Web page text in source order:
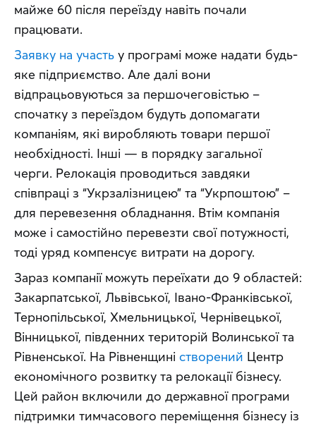
майже 60 після переїзду навіть почали
працювати.
Заявку на участь у програмі може надати будь-
яке підприємство. Але далі вони
відпрацьовуються за першочеговістью –
спочатку з переїздом будуть допомагати
компаніям, які виробляють товари першої
необхідності. Інші — в порядку загальної
черги. Релокація проводиться завдяки
співпраці з “Укрзалізницею” та “Укрпоштою” –
для перевезення обладнання. Втім компанія
може і самостійно перевезти свої потужності,
тоді уряд компенсує витрати на дорогу.
Зараз компанії можуть переїхати до 9 областей:
Закарпатської, Львівської, Івано-Франківської,
Тернопільської, Хмельницької, Чернівецької,
Вінницької, південних територій Волинської та
Рівненської. На Рівненщині створений Центр
економічного розвитку та релокації бізнесу.
Цей район включили до державної програми
підтримки тимчасового переміщення бізнесу із